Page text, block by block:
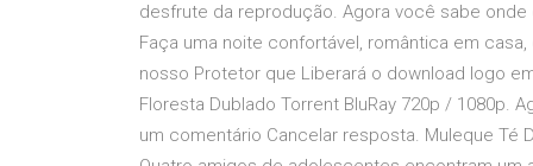
desfrute da reprodução. Agora você sabe
Faça uma noite confortável, romântica em
nosso Protetor que Liberará o download logo
Floresta Dublado Torrent BluRay 720p / 1080p.
um comentário Cancelar resposta. Muleque Té